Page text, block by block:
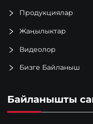
Продукциялар
Жаңылыктар
Видеолор
Бизге Байланыш
Байланышты